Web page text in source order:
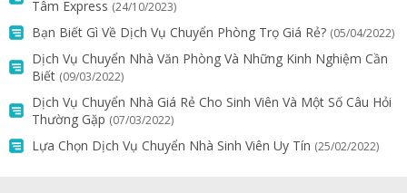
Tâm Express (24/10/2023)
Bạn Biết Gì Về Dịch Vụ Chuyển Phòng Trọ Giá Rẻ? (05/04/2022)
Dịch Vụ Chuyển Nhà Văn Phòng Và Những Kinh Nghiệm Cần
Biết (09/03/2022)
Dịch Vụ Chuyển Nhà Giá Rẻ Cho Sinh Viên Và Một Số Câu Hỏi
Thường Gặp (07/03/2022)
Lựa Chọn Dịch Vụ Chuyển Nhà Sinh Viên Uy Tín (25/02/2022)